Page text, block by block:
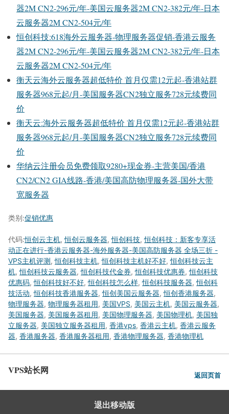
器2M CN2-296元/年-美国云服务器2M CN2-382元/年-日本
云服务器2M CN2-504元/年
恒创科技:618海外云服务器-物理服务器促销-香港云服务
器2M CN2-296元/年-美国云服务器2M CN2-382元/年-日本
云服务器2M CN2-504元/年
衡天云海外云服务器超低特价 首月仅需12元起-香港站群
服务器968元起/月-美国服务器CN2独立服务728元续费同
价
衡天云:海外云服务器超低特价 首月仅需12元起-香港站群
服务器968元起/月-美国服务器CN2独立服务728元续费同
价
华纳云注册会员免费领取9280+现金券-主营美国/香港
CN2/CN2 GIA线路-香港/美国高防物理服务器-国外大带
宽服务器
类别:促销优惠
代码:恒创云主机,恒创云服务器,恒创科技,恒创科技：新客专享活
动正在进行-香港云服务器-海外服务器-美国高防服务器 全场三折 -
VPS主机评测,恒创科技主机,恒创科技主机好不好,恒创科技云主
机,恒创科技云服务器,恒创科技代金券,恒创科技优惠券,恒创科技
优惠码,恒创科技好不好,恒创科技怎么样,恒创科技服务器,恒创科
技活动,恒创科技香港服务器,恒创美国云服务器,恒创香港服务器,
物理服务器, 物理服务器租用, 美国VPS, 美国云主机, 美国云服务器,
美国服务器, 美国服务器租用, 美国物理服务器, 美国物理机, 美国独
立服务器, 美国独立服务器租用, 香港vps, 香港云主机, 香港云服务
器, 香港服务器, 香港服务器租用, 香港物理服务器, 香港物理机
VPS站长网 返回页首
退出移动版